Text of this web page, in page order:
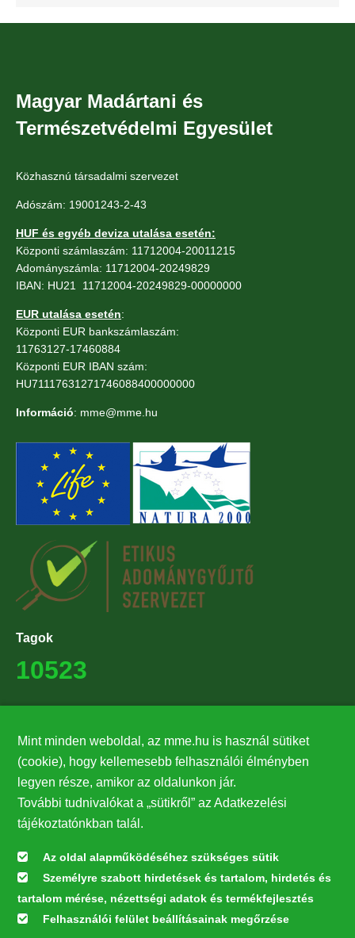
Magyar Madártani és
Természetvédelmi Egyesület
Közhasznú társadalmi szervezet
Adószám: 19001243-2-43
HUF és egyéb deviza utalása esetén:
Központi számlaszám: 11712004-20011215
Adományszámla: 11712004-20249829
IBAN: HU21 11712004-20249829-00000000
EUR utalása esetén:
Központi EUR bankszámlaszám:
11763127-17460884
Központi EUR IBAN szám:
HU71117631271746088400000000
Információ: mme@mme.hu
Tagok
10523
27224
Hírlevél feliratkozás
Értesüljön elsőként legfrissebb híreinkről, eseményeinkről!
Feliratkozás
Mint minden weboldal, az mme.hu is használ sütiket
(cookie), hogy kellemesebb felhasználói élményben
legyen része, amikor az oldalunkon jár.
További tudnivalókat a „sütikről” az Adatkezelési
tájékoztatónkban talál.
Az oldal alapműködéséhez szükséges sütik
Személyre szabott hirdetések és tartalom, hirdetés és
tartalom mérése, nézettségi adatok és termékfejlesztés
Felhasználói felület beállításainak megőrzése